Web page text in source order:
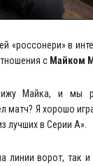
«россонери» в
с Майком
Майка, и мы
матч? Я хорошо
лучших в Серии А».
линии ворот, так и